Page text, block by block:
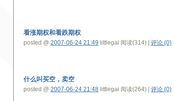
看涨期权和看跌期权
posted @ 2007-06-24 21:49 littlegai 阅读(314) | 评论 (0)
什么叫买空，卖空
posted @ 2007-06-24 21:48 littlegai 阅读(264) | 评论 (0)